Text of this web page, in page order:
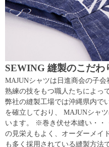
SEWING 縫製のこだわ
MAJUNシャツは日進商会の子
熟練の技をもつ職人たちによっ
弊社の縫製工場では沖縄県内で
を確立しており、 MAJUNシャ
います。 ※巻き伏せ本縫い・・
の見栄えもよく、オーダーメイ
も多く採用されている縫製方法